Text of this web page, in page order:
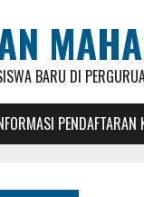
BARU DI
PENDAFTARAN